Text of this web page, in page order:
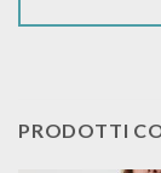
PRODOTTI